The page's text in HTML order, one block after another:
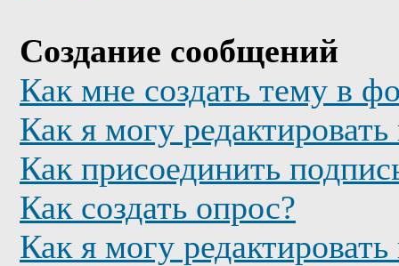
Создание сообщений
Как мне создать тему в
Как я могу
Как присоединить
Как создать опрос?
Как я могу